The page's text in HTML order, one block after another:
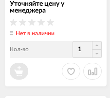
Уточняйте цену у
менеджера
Нет в наличии
Кол-во